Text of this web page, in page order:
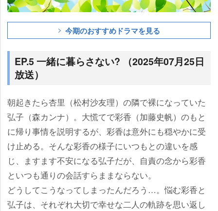
今期のおすすめドラマを見る
EP.5 一緒に暮らさない? （2025年07月25日
放送）
朝起きたら杏里（松村沙友理）の隣で裸になっていた
弘子（森カンナ）。大慌てで彩香（加藤史帆）のもと
に帰り事情を説明するが、彩香は意外にも穏やかに受
け止める。そんな彩香の様子にいつもとの違いを感
じ、ますます不安になる弘子だが、自責の念から彩香
といつも通りの会話すらままならない。
どうしてこうなってしまったんだろう…。悩む彩香と
弘子は、それぞれ大切で幸せな二人の軌跡を思い返し